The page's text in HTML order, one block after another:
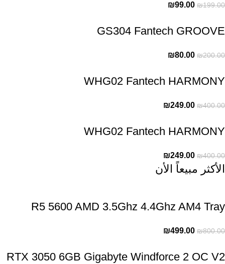
₪199.00
₪99.00
GS304 Fantech GROOVE
₪200.00
₪80.00
WHG02 Fantech HARMONY
₪400.00
₪249.00
WHG02 Fantech HARMONY
₪400.00
₪249.00
الأكثر مبيعاً الأن
R5 5600 AMD 3.5Ghz 4.4Ghz AM4 Tray
₪800.00
₪499.00
RTX 3050 6GB Gigabyte Windforce 2 OC V2